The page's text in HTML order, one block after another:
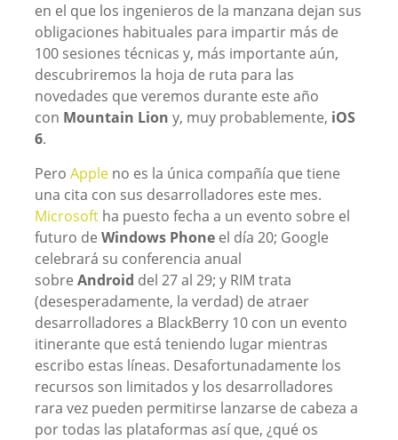
en el que los ingenieros de la manzana dejan sus
obligaciones habituales para impartir más de
100 sesiones técnicas y, más importante aún,
descubriremos la hoja de ruta para las
novedades que veremos durante este año
con Mountain Lion y, muy probablemente, iOS
6.
Pero Appleno es la única compañía que tiene
una cita con sus desarrolladores este mes.
Microsoftha puesto fecha a un evento sobre el
futuro de Windows Phoneel día 20; Google
celebrará su conferencia anual
sobre Android del 27 al 29; y RIM trata
(desesperadamente, la verdad) de atraer
desarrolladores a BlackBerry 10 con un evento
itinerante que está teniendo lugar mientras
escribo estas líneas. Desafortunadamente los
recursos son limitados y los desarrolladores
rara vez pueden permitirse lanzarse de cabeza a
por todas las plataformas así que, ¿qué os